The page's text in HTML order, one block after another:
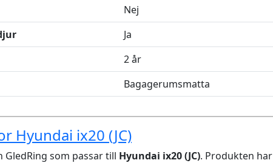
Nej
Ja
2 år
Bagagerumsmatta
Hyundai ix20 (JC)
som passar till Hyundai ix20 (JC). Produkten har